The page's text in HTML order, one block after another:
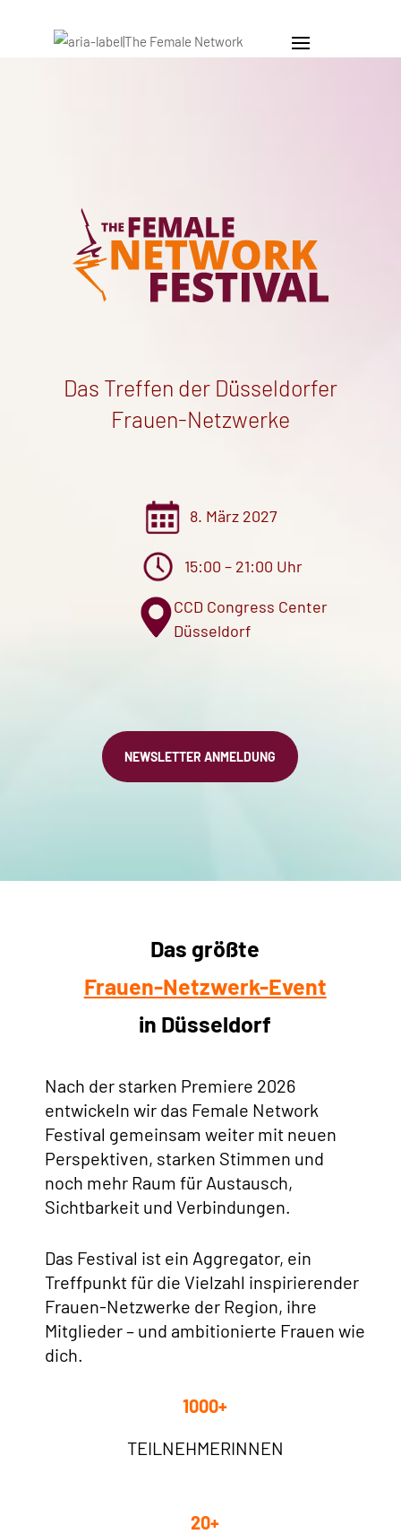
Das Treffen der Düsseldorfer
Frauen-Netzwerke
8. März 2027
15:00 – 21:00 Uhr
CCD Congress Center
Düsseldorf
NEWSLETTER ANMELDUNG
Das größte
Frauen-Netzwerk-Event
in Düsseldorf
Nach der starken Premiere 2026
entwickeln wir das Female Network
Festival gemeinsam weiter mit neuen
Perspektiven, starken Stimmen und
noch mehr Raum für Austausch,
Sichtbarkeit und Verbindungen.
Das Festival ist ein Aggregator, ein
Treffpunkt für die Vielzahl inspirierender
Frauen-Netzwerke der Region, ihre
Mitglieder – und ambitionierte Frauen wie
dich.
1000+
TEILNEHMERINNEN
20+